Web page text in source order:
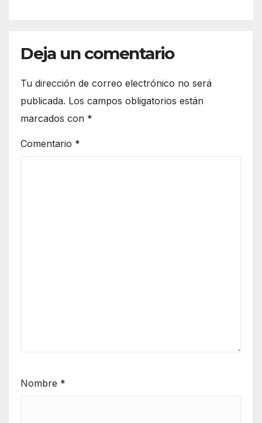
Deja un comentario
Tu dirección de correo electrónico no será
publicada. Los campos obligatorios están
marcados con *
Comentario *
Nombre *